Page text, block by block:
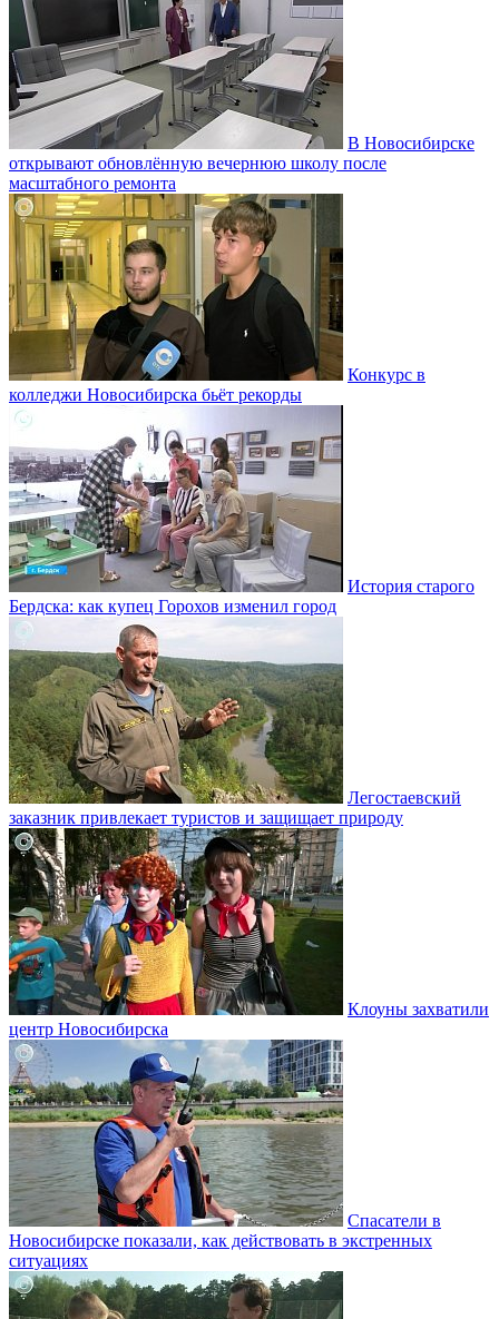
В Новосибирске
открывают обновлённую вечернюю школу после
масштабного ремонта
Конкурс в
колледжи Новосибирска бьёт рекорды
История старого
Бердска: как купец Горохов изменил город
Легостаевский
заказник привлекает туристов и защищает природу
Клоуны захватили
центр Новосибирска
Спасатели в
Новосибирске показали, как действовать в экстренных
ситуациях